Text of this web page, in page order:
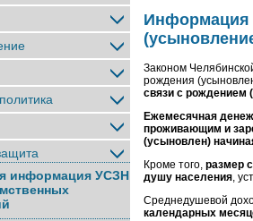
информация УСЗН
Информация
Законом
рождения
связи с рождением
Ежемесячная
проживающим и
(усыновлен)
Кроме того, размер
душу населения,
Среднедушевой
календарных